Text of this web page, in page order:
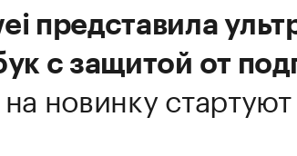
представила
с защитой от
новинку